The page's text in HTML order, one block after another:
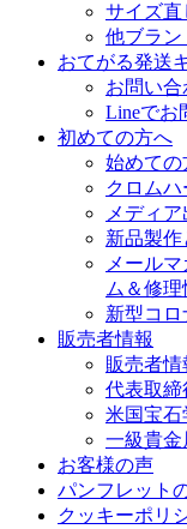
サイズ直
他ブラン
おてがる発送
お問い合
Lineでお
初めての方へ
始めての
クロム
メディ
新品製作
メール
ム＆修理
新型コ
販売者情報
販売者情
代表取締
米国宝石
一級貴金
お客様の声
パンフレット
クッキーポリ